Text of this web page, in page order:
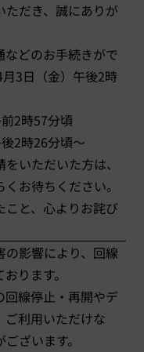
ただき、誠にありが
などのお手続きがで
3日（金）午後2時
2時57分頃
2時26分頃～
いただいた方は、
お待ちください。
こと、心よりお詫び
影響により、回線
ります。
回線停止・再開やデ
ご利用いただけな
ざいます。